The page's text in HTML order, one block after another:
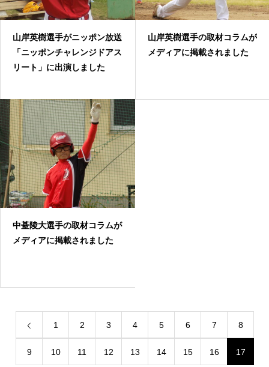
山岸英樹選手がニッポン放送
「ニッポンチャレンジドアス
リート」に出演しました
山岸英樹選手の取材コラムが
メディアに掲載されました
中䑓陵大選手の取材コラムが
メディアに掲載されました
1 2 3 4 5 6 7 8
9 10 11 12 13 14 15 16 17